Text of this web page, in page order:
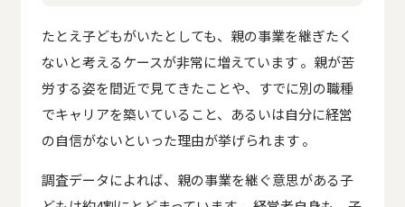
たとえ子どもがいたとしても、親の事業を継ぎたく
ないと考えるケースが非常に増えています 。親が苦
労する姿を間近で見てきたことや、すでに別の職種
でキャリアを築いていること、あるいは自分に経営
の自信がないといった理由が挙げられます 。
調査データによれば、親の事業を継ぐ意思がある子